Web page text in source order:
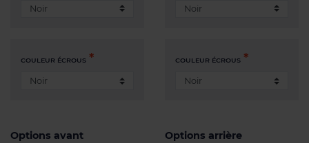
COULEUR ÉCROUS COULEUR ÉCROUS
Options avant Options arrière